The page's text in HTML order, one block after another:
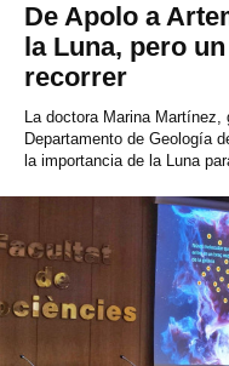
De Apolo a
la Luna, pero
recorrer
La doctora Marina Martínez,
Departamento de Geología
la importancia de la Luna